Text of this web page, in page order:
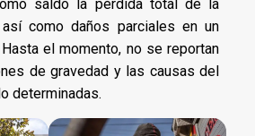
saldo la pérdida total de la
como daños parciales en un
el momento, no se reportan
de gravedad y las causas del
determinadas.